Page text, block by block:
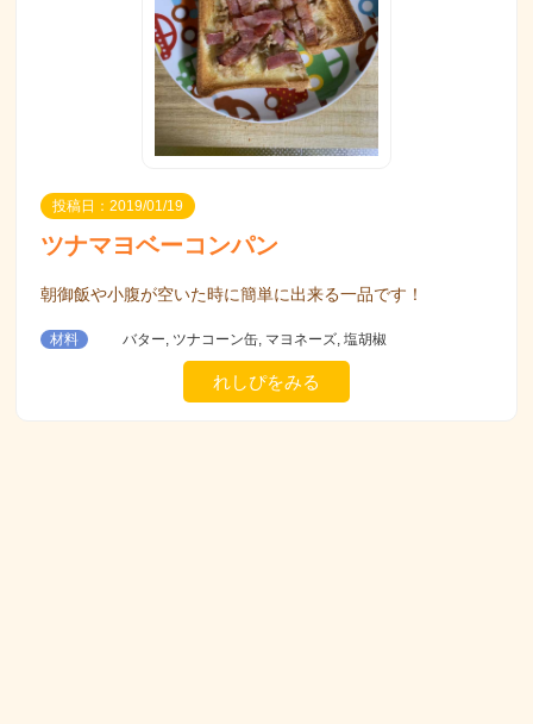
投稿日：2019/01/19
ツナマヨベーコンパン
朝御飯や小腹が空いた時に簡単に出来る一品です！
材料 バター, ツナコーン缶, マヨネーズ, 塩胡椒
れしぴをみる